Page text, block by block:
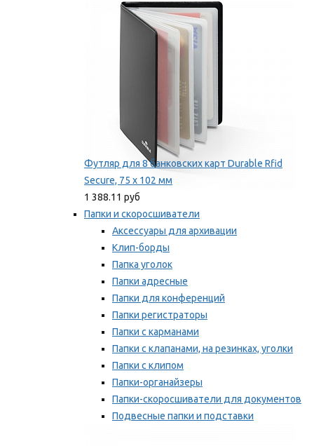
Мы рекомендуем
Футляр для 8 банковских карт Durable Rfid
Secure, 75 х 102 мм
1 388.11 руб
Папки и скоросшиватели
Аксессуары для архивации
Клип-борды
Папка уголок
Папки адресные
Папки для конференций
Папки регистраторы
Папки с карманами
Папки с клапанами, на резинках, уголки
Папки с клипом
Папки-органайзеры
Папки-скоросшиватели для документов
Подвесные папки и подставки